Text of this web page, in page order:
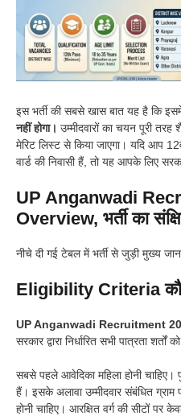
इस भर्ती की सबसे खास बात यह है कि
नहीं होगा। उम्मीदवारों का चयन पूरी
मेरिट लिस्ट से किया जाएगा। यदि आप
वार्ड की निवासी हैं, तो यह आपके लिए
UP Anganwadi
Overview, भर्ती का
नीचे दी गई टेबल में भर्ती से जुड़ी मुख्य
Eligibility Criteria
UP Anganwadi Recruitment
सरकार द्वारा निर्धारित सभी पात्रता शर्तों
सबसे पहले आवेदिका महिला होनी चाहिए।
हैं। इसके अलावा उम्मीदवार संबंधित ग्राम
होनी चाहिए। आरक्षित वर्ग की सीटों पर